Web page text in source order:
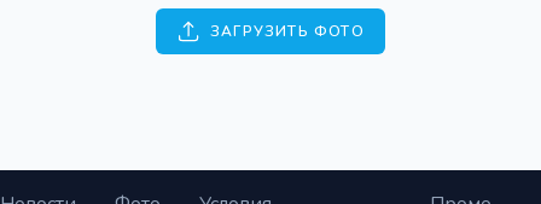
ЗАГРУЗИТЬ ФОТО